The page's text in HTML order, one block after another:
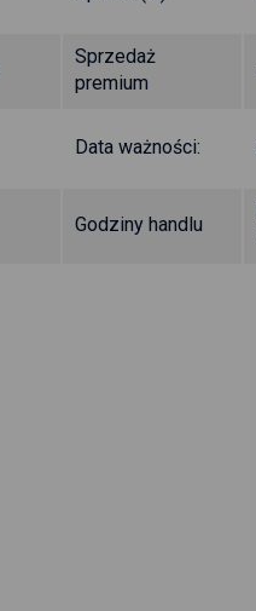
Sprzedaż
premium
Data ważności:
Godziny handlu